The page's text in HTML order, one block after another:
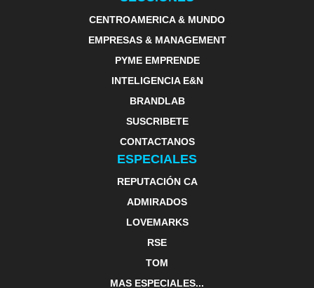
CENTROAMERICA & MUNDO
EMPRESAS & MANAGEMENT
PYME EMPRENDE
INTELIGENCIA E&N
BRANDLAB
SUSCRIBETE
CONTACTANOS
ESPECIALES
REPUTACIÓN CA
ADMIRADOS
LOVEMARKS
RSE
TOM
MAS ESPECIALES...